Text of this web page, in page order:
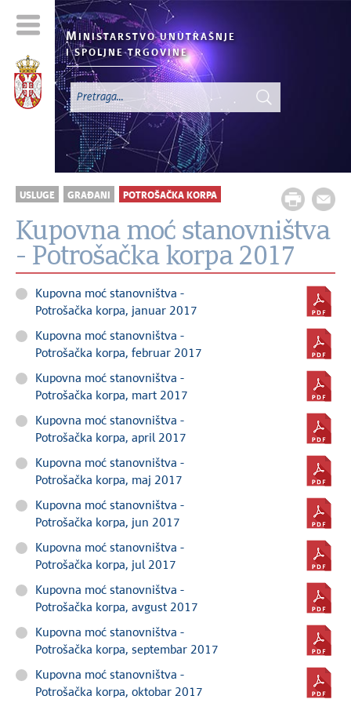
M INISTARSTVO UNUTRAŠNJE
I SPOLJNE TRGOVINE
USLUGE GRAĐANI POTROŠAČKA KORPA
Kupovna moć stanovništva
- Potrošačka korpa 2017
Kupovna moć stanovništva -
Potrošačka korpa, januar 2017
Kupovna moć stanovništva -
Potrošačka korpa, februar 2017
Kupovna moć stanovništva -
Potrošačka korpa, mart 2017
Kupovna moć stanovništva -
Potrošačka korpa, april 2017
Kupovna moć stanovništva -
Potrošačka korpa, maj 2017
Kupovna moć stanovništva -
Potrošačka korpa, jun 2017
Kupovna moć stanovništva -
Potrošačka korpa, jul 2017
Kupovna moć stanovništva -
Potrošačka korpa, avgust 2017
Kupovna moć stanovništva -
Potrošačka korpa, septembar 2017
Kupovna moć stanovništva -
Potrošačka korpa, oktobar 2017